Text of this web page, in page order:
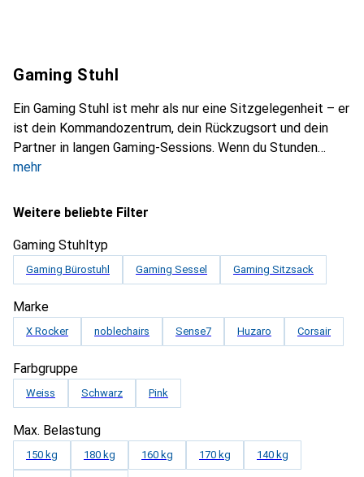
Gaming Stuhl
Ein Gaming Stuhl ist mehr als nur eine Sitzgelegenheit – er
ist dein Kommandozentrum, dein Rückzugsort und dein
Partner in langen Gaming-Sessions. Wenn du Stunden
mehr
Weitere beliebte Filter
Gaming Stuhltyp
Gaming Bürostuhl Gaming Sessel Gaming Sitzsack
Marke
X Rocker noblechairs Sense7 Huzaro Corsair
Farbgruppe
Weiss Schwarz Pink
Max. Belastung
150 kg 180 kg 160 kg 170 kg 140 kg